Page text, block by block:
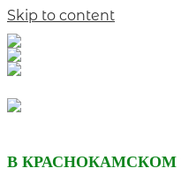
Skip to content
В КРАСНОКАМСКОМ